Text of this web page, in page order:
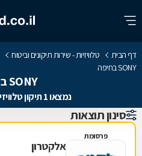
דף הבית טלוויזיות - שירות תיקונים וביטוח
SONY בחיפה
SONY בחיפה
נמצאו 1 תיקון טלוויזיות ושירותי ביטוח
סינון תוצאות
פרסומת
אלקטרון